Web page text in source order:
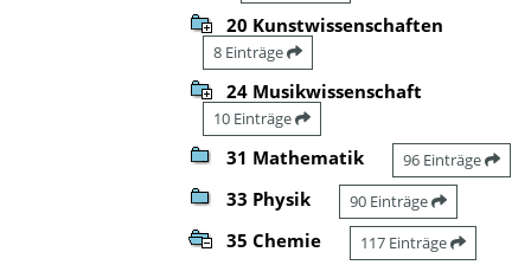
20 Kunstwissenschaften
8 Einträge
24 Musikwissenschaft
10 Einträge
31 Mathematik 96 Einträge
33 Physik 90 Einträge
35 Chemie 117 Einträge